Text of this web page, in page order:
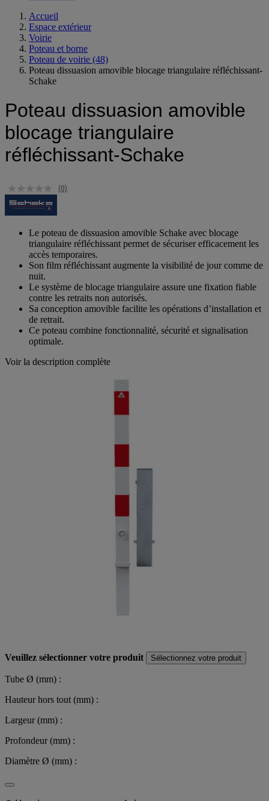
Accueil
Espace extérieur
Voirie
Poteau et borne
Poteau de voirie (48)
Poteau dissuasion amovible blocage triangulaire réfléchissant-
Poteau dissuasion amovible
blocage triangulaire
réfléchissant-Schake
Le poteau de dissuasion amovible Schake avec blocage
triangulaire réfléchissant permet de sécuriser efficacement les
accès temporaires.
Son film réfléchissant augmente la visibilité de jour comme de
nuit.
Le système de blocage triangulaire assure une fixation fiable
contre les retraits non autorisés.
Sa conception amovible facilite les opérations d’installation et
de retrait.
Ce poteau combine fonctionnalité, sécurité et signalisation
Sélectionnez votre produit